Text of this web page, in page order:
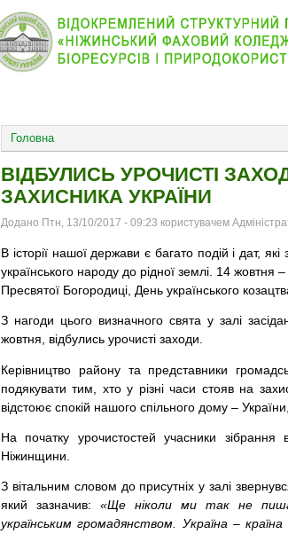
Головна
ВІДБУЛИСЬ УРОЧИСТІ
ЗАХИСНИКА УКРАЇНИ
Додано Птн, 13/10/2017 - 09:23 користувачем
В історії нашої держави є багато подій і дат,
українського народу до рідної землі. 14
Пресвятої Богородиці, День українського
З нагоди цього визначного свята у залі
жовтня, відбулись урочисті заходи.
Керівництво району та представники
подякувати тим, хто у різні часи стояв на
відстоює спокій нашого спільного дому – України,
На початку урочистостей учасники
Ніжинщини.
З вітальним словом до присутніх у залі
який зазначив: «Ще ніколи ми так не
українським громадянством. Україна –